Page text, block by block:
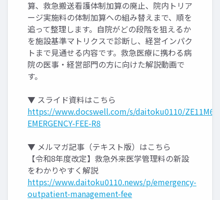
算、救急搬送看護体制加算の廃止、院内トリア
ージ実施料の体制加算への組み替えまで、順を
追って整理します。自院がどの段階を狙えるか
を施設基準マトリクスで診断し、経営インパク
トまで見通せる内容です。救急医療に携わる病
院の医事・経営部門の方に向けた解説動画で
す。
▼ スライド資料はこちら
https://www.docswell.com/s/daitoku0110/ZE11M6-
EMERGENCY-FEE-R8
▼ メルマガ記事（テキスト版）はこちら
【令和8年度改定】救急外来医学管理料の新設
をわかりやすく解説
https://www.daitoku0110.news/p/emergency-
outpatient-management-fee